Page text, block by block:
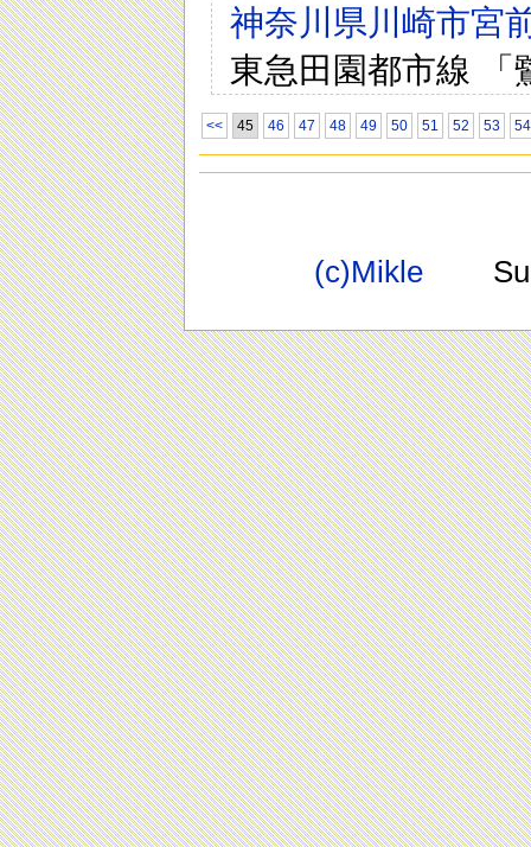
神奈川県川崎市宮
東急田園都市線 「
<< 45 46 47 48 49 50 51 52 53 54
(c)Mikle